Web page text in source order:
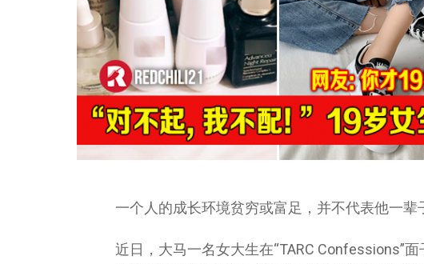
一个人的成长环境贫穷或富足，并不代表他一辈
近日，大马一名女大生在“TARC Confessions”